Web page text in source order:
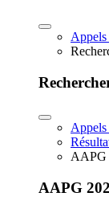
Appels
Appels
AAPG
AAPG